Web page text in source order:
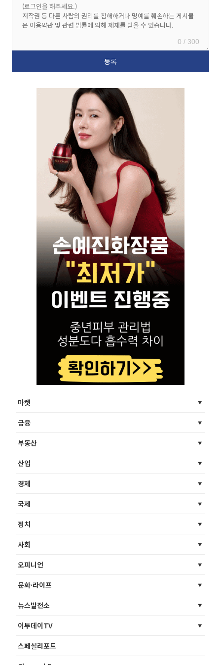
0 / 300
마켓
금융
부동산
산업
경제
국제
정치
사회
오피니언
문화·라이프
뉴스발전소
이투데이TV
스페셜리포트